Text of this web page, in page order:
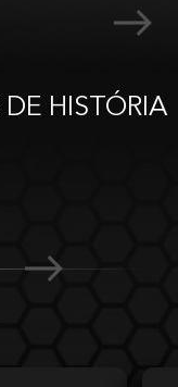
DE HISTÓRIA